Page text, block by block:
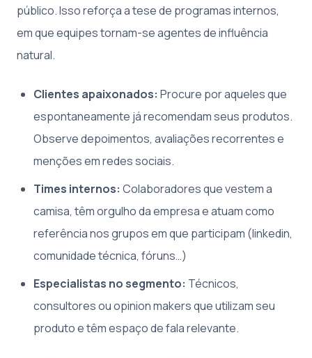
público. Isso reforça a tese de programas internos,
em que equipes tornam-se agentes de influência
natural.
Clientes apaixonados: Procure por aqueles que
espontaneamente já recomendam seus produtos.
Observe depoimentos, avaliações recorrentes e
menções em redes sociais.
Times internos: Colaboradores que vestem a
camisa, têm orgulho da empresa e atuam como
referência nos grupos em que participam (linkedin,
comunidade técnica, fóruns…)
Especialistas no segmento: Técnicos,
consultores ou opinion makers que utilizam seu
produto e têm espaço de fala relevante.